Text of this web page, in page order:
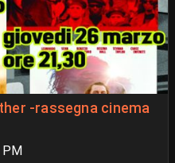
-rassegna cinema